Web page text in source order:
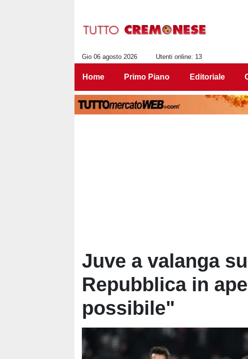
Gio 06 agosto 2026 Utenti online: 13
Home Primo Piano Editoriale
Juve a valanga
Repubblica in
possibile"